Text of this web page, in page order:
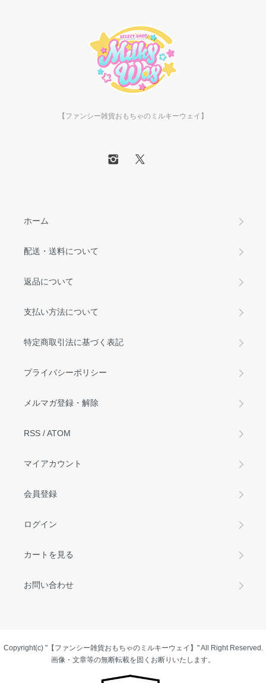
【ファンシー雑貨おもちゃのミルキーウェイ】
ホーム
配送・送料について
返品について
支払い方法について
特定商取引法に基づく表記
プライバシーポリシー
メルマガ登録・解除
RSS /ATOM
マイアカウント
会員登録
ログイン
カートを見る
お問い合わせ
Copyright(c) "【ファンシー雑貨おもちゃのミルキーウェイ】" All Right Reserved.
画像・文章等の無断転載を固くお断りいたします。